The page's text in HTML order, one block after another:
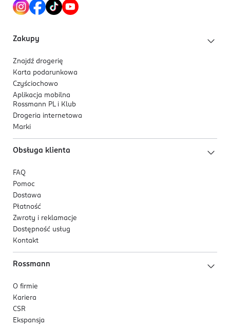
Zakupy
Znajdź drogerię
Karta podarunkowa
Czyściochowo
Aplikacja mobilna
Rossmann PL i Klub
Drogeria internetowa
Marki
Obsługa klienta
FAQ
Pomoc
Dostawa
Płatność
Zwroty i reklamacje
Dostępność usług
Kontakt
Rossmann
O firmie
Kariera
CSR
Ekspansja